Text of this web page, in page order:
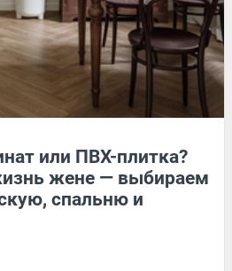
или ПВХ-плитка?
жене — выбираем
спальню и